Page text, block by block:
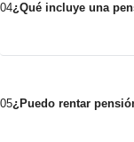
04¿Qué incluye una
05¿Puedo rentar